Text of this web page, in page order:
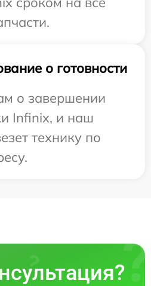
о готовности
о завершении
Infinix, и наш
технику по